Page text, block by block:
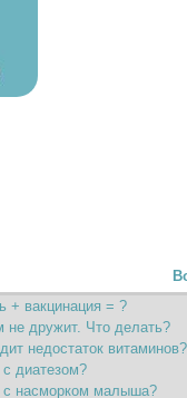
+ вакцинация = ?
не дружит. Что делать?
недостаток витаминов?
с диатезом?
с насморком малыша?